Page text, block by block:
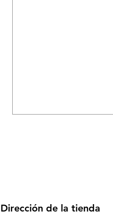
Dirección de la tienda